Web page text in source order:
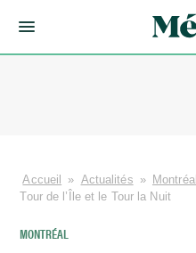
Accueil » Actualités » Montréal
Tour de l’Île et le Tour la Nuit
MONTRÉAL